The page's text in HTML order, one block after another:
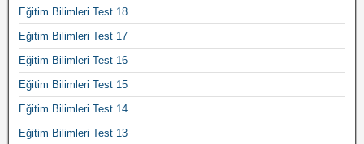
Eğitim Bilimleri Test 18
Eğitim Bilimleri Test 17
Eğitim Bilimleri Test 16
Eğitim Bilimleri Test 15
Eğitim Bilimleri Test 14
Eğitim Bilimleri Test 13